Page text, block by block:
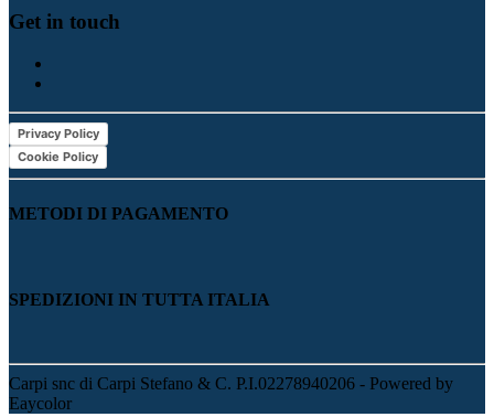
Get in touch
Privacy Policy
Cookie Policy
METODI DI PAGAMENTO
SPEDIZIONI IN TUTTA ITALIA
Carpi snc di Carpi Stefano & C. P.I.02278940206 - Powered by
Eaycolor